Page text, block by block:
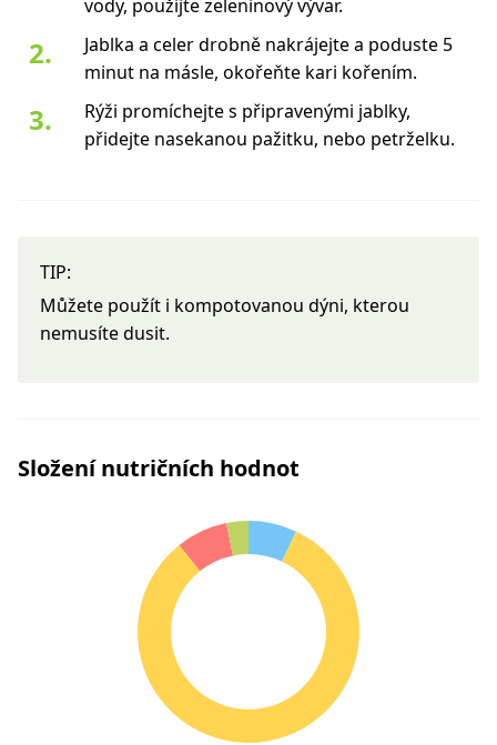
vody, použijte zeleninový vývar.
Jablka a celer drobně nakrájejte a poduste 5
minut na másle, okořeňte kari kořením.
Rýži promíchejte s připravenými jablky,
přidejte nasekanou pažitku, nebo petrželku.
TIP:
Můžete použít i kompotovanou dýni, kterou
nemusíte dusit.
Složení nutričních hodnot